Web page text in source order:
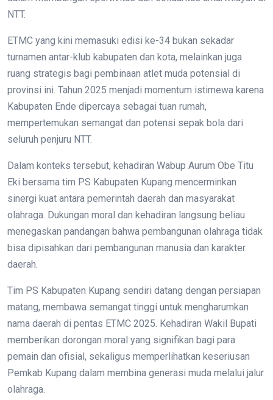
NTT.
ETMC yang kini memasuki edisi ke-34 bukan sekadar
turnamen antar-klub kabupaten dan kota, melainkan juga
ruang strategis bagi pembinaan atlet muda potensial di
provinsi ini. Tahun 2025 menjadi momentum istimewa karena
Kabupaten Ende dipercaya sebagai tuan rumah,
mempertemukan semangat dan potensi sepak bola dari
seluruh penjuru NTT.
Dalam konteks tersebut, kehadiran Wabup Aurum Obe Titu
Eki bersama tim PS Kabupaten Kupang mencerminkan
sinergi kuat antara pemerintah daerah dan masyarakat
olahraga. Dukungan moral dan kehadiran langsung beliau
menegaskan pandangan bahwa pembangunan olahraga tidak
bisa dipisahkan dari pembangunan manusia dan karakter
daerah.
Tim PS Kabupaten Kupang sendiri datang dengan persiapan
matang, membawa semangat tinggi untuk mengharumkan
nama daerah di pentas ETMC 2025. Kehadiran Wakil Bupati
memberikan dorongan moral yang signifikan bagi para
pemain dan ofisial, sekaligus memperlihatkan keseriusan
Pemkab Kupang dalam membina generasi muda melalui jalur
olahraga.